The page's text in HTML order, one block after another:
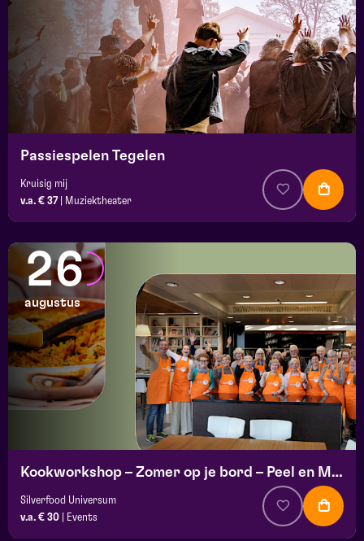
Passiespelen Tegelen
Kruisig mij
v.a. € 37
Muziektheater
26
augustus
Kookworkshop – Zomer op je bord – Peel en Maas
Silverfood Universum
v.a. € 30
Events